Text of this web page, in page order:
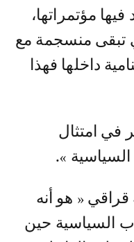
مؤتمراتها،
تبقى منسجمة مع
داخلها فهذا
في امتثال
السياسية ».
قراقي « هو أنه
السياسية حين